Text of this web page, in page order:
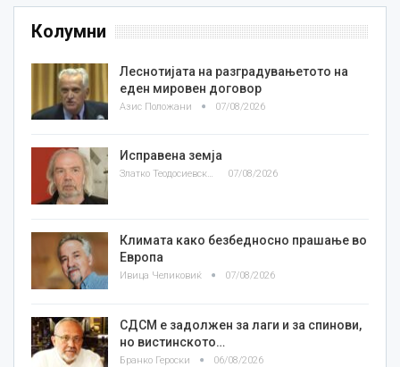
Колумни
Леснотијата на разградувањетото на
еден мировен договор
Азис Положани 07/08/2026
Исправена земја
Златко Теодосиевски 07/08/2026
Климата како безбедносно прашање во
Европа
Ивица Челиковиќ 07/08/2026
СДСМ е задолжен за лаги и за спинови,
но вистинското…
Бранко Героски 06/08/2026